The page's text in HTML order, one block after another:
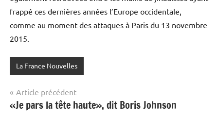
frappé ces dernières années l’Europe occidentale,
comme au moment des attaques à Paris du 13 novembre
2015.
La France Nouvelles
Navigation
de
Article précédent
«Je pars la tête haute», dit Boris Johnson